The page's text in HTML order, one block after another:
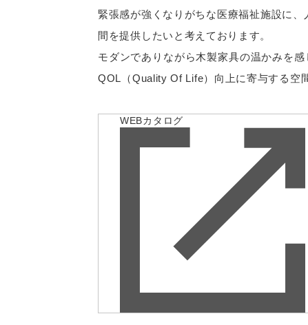
緊張感が強くなりがちな医療福祉施設に
間を提供したいと考えております。
モダンでありながら木製家具の温かみを
QOL（Quality Of Life）向上に寄与する空
WEBカタログ